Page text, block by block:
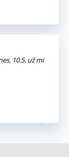
10.5. už mi